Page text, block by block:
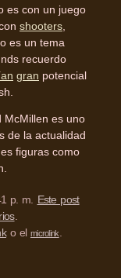
es con un juego
shooters
es un tema
recuerdo
gran potencial
McMillen es uno
de la actualidad
figuras como
p. m. Este post
.
o el microlink